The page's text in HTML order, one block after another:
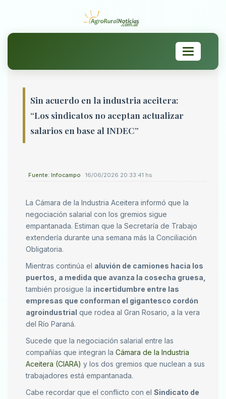
Toggle
navigation
Sin acuerdo en la industria aceitera:
“Los sindicatos no aceptan actualizar
salarios en base al INDEC”
Fuente: Infocampo 16/06/2026 20:33:41 hs
La Cámara de la Industria Aceitera informó que la
negociación salarial con los gremios sigue
empantanada. Estiman que la Secretaría de Trabajo
extendería durante una semana más la Conciliación
Obligatoria.
Mientras continúa el aluvión de camiones hacia los
puertos, a medida que avanza la cosecha gruesa,
también prosigue la incertidumbre entre las
empresas que conforman el gigantesco cordón
agroindustrial que rodea al Gran Rosario, a la vera
del Río Paraná.
Sucede que la negociación salarial entre las
compañías que integran la Cámara de la Industria
Aceitera (CIARA) y los dos gremios que nuclean a sus
trabajadores está empantanada.
Cabe recordar que el conflicto con el Sindicato de